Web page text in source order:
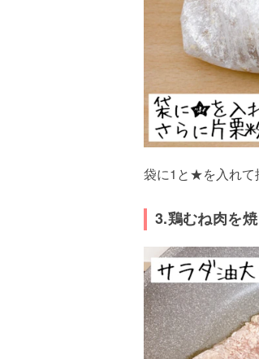
袋に1と★を入れて
3.鶏むね肉を焼